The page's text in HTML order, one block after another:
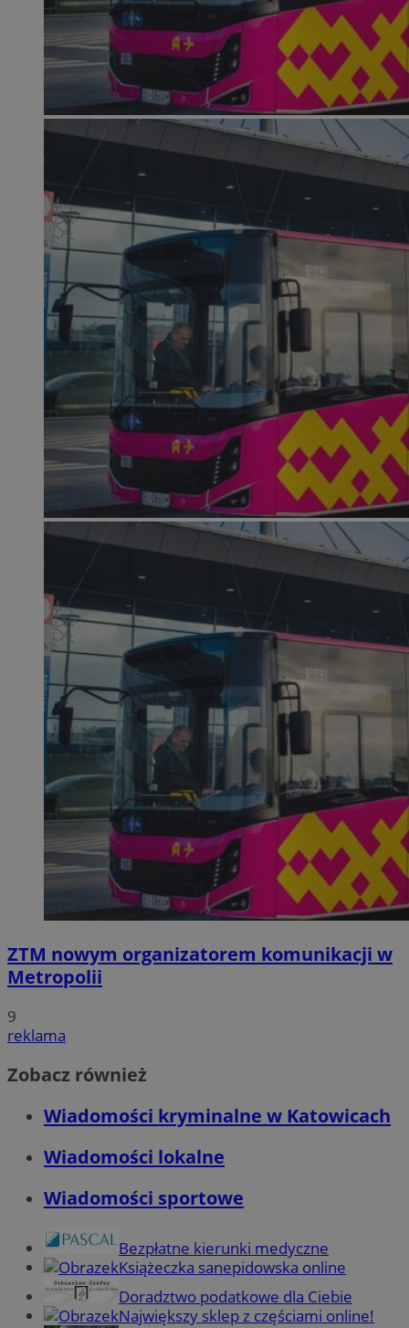
ZTM nowym organizatorem komunikacji w
Metropolii
9
reklama
Zobacz również
Wiadomości kryminalne w Katowicach
Wiadomości lokalne
Wiadomości sportowe
Bezpłatne kierunki medyczne
Książeczka sanepidowska online
Doradztwo podatkowe dla Ciebie
Największy sklep z częściami online!